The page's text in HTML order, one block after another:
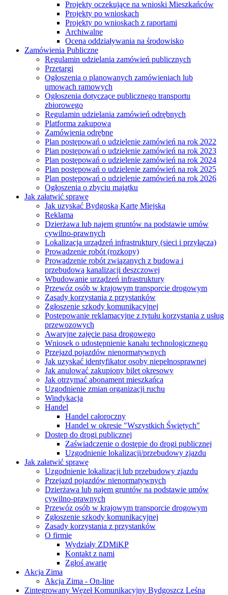
Projekty oczekujące na wnioski Mieszkańców
Projekty po wnioskach
Projekty po wnioskach z raportami
Archiwalne
Ocena oddziaływania na środowisko
Zamówienia Publiczne
Regulamin udzielania zamówień publicznych
Przetargi
Ogłoszenia o planowanych zamówieniach lub
umowach ramowych
Ogłoszenia dotyczące publicznego transportu
zbiorowego
Regulamin udzielania zamówień odrębnych
Platforma zakupowa
Zamówienia odrębne
Plan postępowań o udzielenie zamówień na rok 2022
Plan postępowań o udzielenie zamówień na rok 2023
Plan postępowań o udzielenie zamówień na rok 2024
Plan postępowań o udzielenie zamówień na rok 2025
Plan postępowań o udzielenie zamówień na rok 2026
Ogłoszenia o zbyciu majątku
Jak załatwić sprawę
Jak uzyskać Bydgoską Kartę Miejską
Reklama
Dzierżawa lub najem gruntów na podstawie umów
cywilno-prawnych
Lokalizacja urządzeń infrastruktury (sieci i przyłącza)
Prowadzenie robót (rozkopy)
Prowadzenie robót związanych z budowa i
przebudową kanalizacji deszczowej
Wbudowanie urządzeń infrastruktury
Przewóz osób w krajowym transporcie drogowym
Zasady korzystania z przystanków
Zgłoszenie szkody komunikacyjnej
Postępowanie reklamacyjne z tytułu korzystania z usług
przewozowych
Awaryjne zajęcie pasa drogowego
Wniosek o udostępnienie kanału technologicznego
Przejazd pojazdów nienormatywnych
Jak uzyskać identyfikator osoby niepełnosprawnej
Jak anulować zakupiony bilet okresowy
Jak otrzymać abonament mieszkańca
Uzgodnienie zmian organizacji ruchu
Windykacja
Handel
Handel całoroczny
Handel w okresie "Wszystkich Świętych"
Dostęp do drogi publicznej
Zaświadczenie o dostępie do drogi publicznej
Uzgodnienie lokalizacji/przebudowy zjazdu
Jak załatwić sprawę
Uzgodnienie lokalizacji lub przebudowy zjazdu
Przejazd pojazdów nienormatywnych
Dzierżawa lub najem gruntów na podstawie umów
cywilno-prawnych
Przewóz osób w krajowym transporcie drogowym
Zgłoszenie szkody komunikacyjnej
Zasady korzystania z przystanków
O firmie
Wydziały ZDMiKP
Kontakt z nami
Zgłoś awarię
Akcja Zima
Akcja Zima - On-line
Zintegrowany Węzeł Komunikacyjny Bydgoszcz Leśna